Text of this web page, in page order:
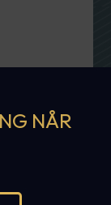
NÅR